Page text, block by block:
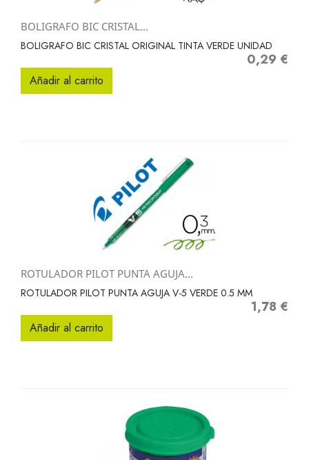
BOLIGRAFO BIC CRISTAL...
BOLIGRAFO BIC CRISTAL ORIGINAL TINTA VERDE UNIDAD
Precio
0,29 €
Añadir al carrito
ROTULADOR PILOT PUNTA AGUJA...
ROTULADOR PILOT PUNTA AGUJA V-5 VERDE 0.5 MM
Precio
1,78 €
Añadir al carrito